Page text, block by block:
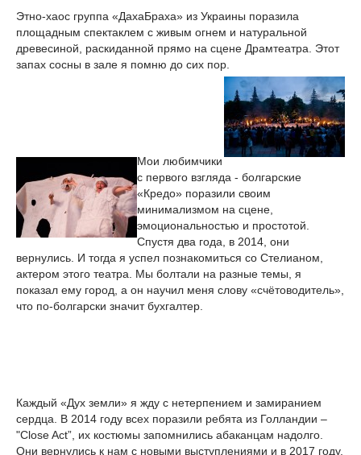
Этно-хаос группа «ДахаБраха» из Украины поразила
площадным спектаклем с живым огнем и натуральной
древесиной, раскиданной прямо на сцене Драмтеатра. Этот
запах сосны в зале я помню до сих пор.
Мои любимчики
с первого взгляда - болгарские
«Кредо» поразили своим
минимализмом на сцене,
эмоциональностью и простотой.
Спустя два года, в 2014, они
вернулись. И тогда я успел познакомиться со Стелианом,
актером этого театра. Мы болтали на разные темы, я
показал ему город, а он научил меня слову «счётоводитель»,
что по-болгарски значит бухгалтер.
Каждый «Дух земли» я жду с нетерпением и замиранием
сердца. В 2014 году всех поразили ребята из Голландии –
"Close Act”, их костюмы запомнились абаканцам надолго.
Они вернулись к нам с новыми выступлениями и в 2017 году,